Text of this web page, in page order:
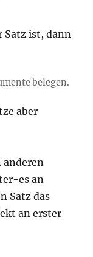
Satz ist, dann
belegen.
aber
es an
Satz das
an erster